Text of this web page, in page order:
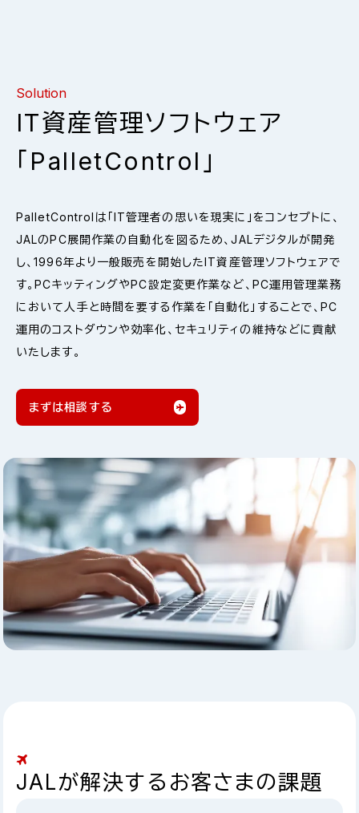
Solution
IT資産管理ソフトウェア
「PalletControl」
PalletControlは「IT管理者の思いを現実に」をコンセプトに、
JALのPC展開作業の自動化を図るため、JALデジタルが開発
し、1996年より一般販売を開始したIT資産管理ソフトウェアで
す。PCキッティングやPC設定変更作業など、PC運用管理業務
において人手と時間を要する作業を「自動化」することで、PC
運用のコストダウンや効率化、セキュリティの維持などに貢献
いたします。
まずは相談する
JALが解決するお客さまの課題